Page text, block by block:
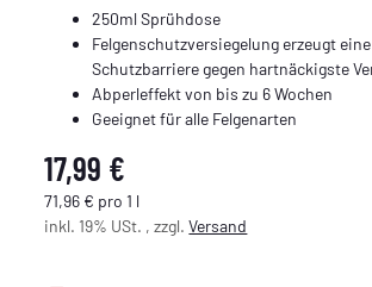
250ml Sprühdose
Felgenschutzversiegelung erzeugt
Schutzbarriere gegen hartnäckigste
Abperleffekt von bis zu 6 Wochen
Geeignet für alle Felgenarten
17,99 €
71,96 € pro 1 l
inkl. 19% USt. , zzgl.Versand